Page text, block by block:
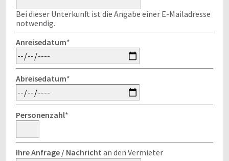
Bei dieser Unterkunft ist die Angabe einer E-Mailadresse
notwendig.
Anreisedatum*
Abreisedatum*
Personenzahl*
Ihre Anfrage / Nachricht an den Vermieter